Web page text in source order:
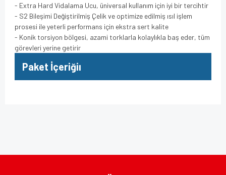
- Extra Hard Vidalama Ucu, üniversal kullanım için iyi bir tercihtir
- S2 Bileşimi Değiştirilmiş Çelik ve optimize edilmiş ısıl işlem
prosesi ile yeterli performans için ekstra sert kalite
- Konik torsiyon bölgesi, azami torklarla kolaylıkla baş eder, tüm
görevleri yerine getirir
Paket İçeriğiı